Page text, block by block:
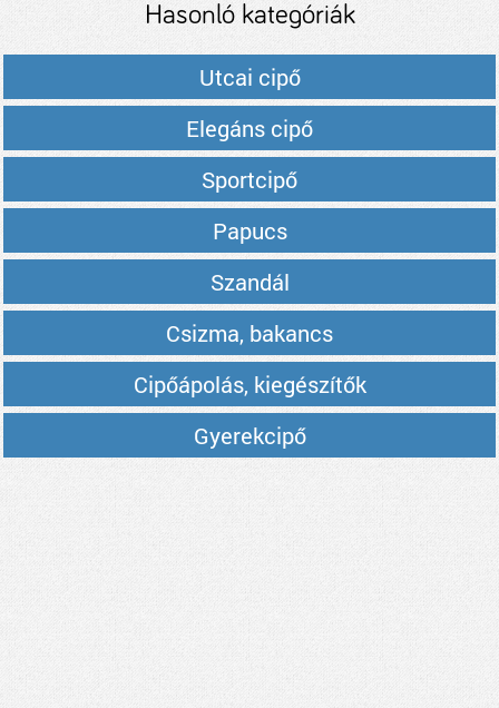
Hasonló kategóriák
Utcai cipő
Elegáns cipő
Sportcipő
Papucs
Szandál
Csizma, bakancs
Cipőápolás, kiegészítők
Gyerekcipő